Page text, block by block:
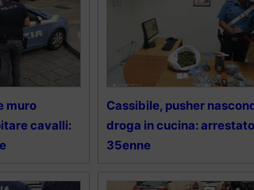
muro
cavalli:
Cassibile, pusher
droga in cucina: arrestato
35enne